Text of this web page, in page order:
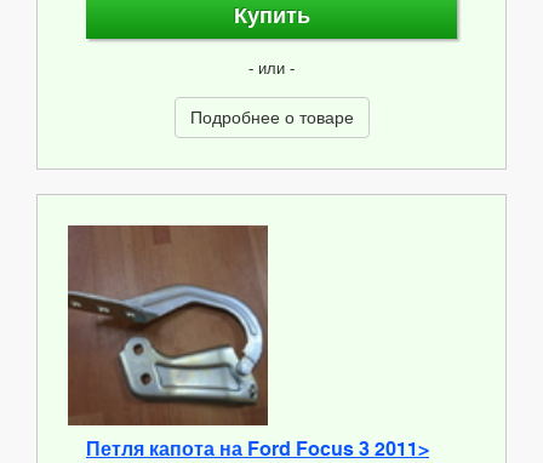
Купить
- или -
Подробнее о товаре
Петля капота на Ford Focus 3 2011>